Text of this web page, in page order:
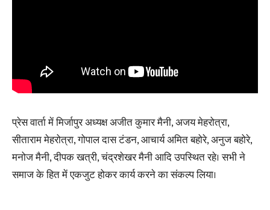
प्रेस वार्ता में मिर्जापुर अध्यक्ष अजीत कुमार मैनी, अजय मेहरोत्रा,
सीताराम मेहरोत्रा, गोपाल दास टंडन, आचार्य अमित बहोरे, अनुज बहोरे,
मनोज मैनी, दीपक खत्री, चंद्रशेखर मैनी आदि उपस्थित रहे। सभी ने
समाज के हित में एकजुट होकर कार्य करने का संकल्प लिया।